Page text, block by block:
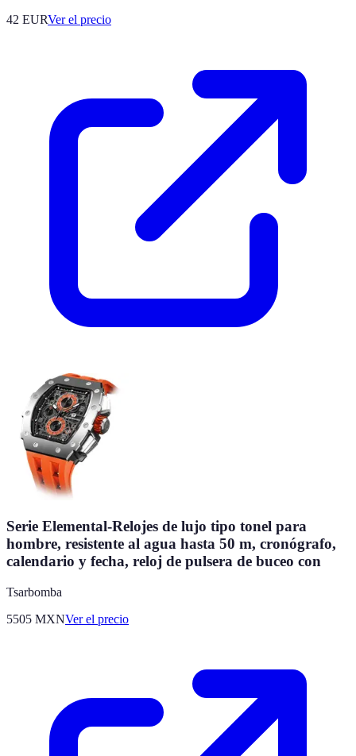
42 EURVer el precio
Serie Elemental-Relojes de lujo tipo tonel para
hombre, resistente al agua hasta 50 m, cronógrafo,
calendario y fecha, reloj de pulsera de buceo con
Tsarbomba
5505 MXNVer el precio